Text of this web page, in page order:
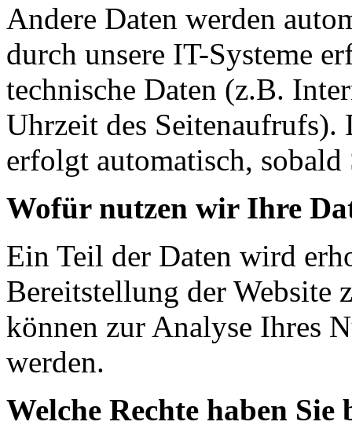
Andere Daten werden
durch unsere IT-Systeme
technische Daten (z.B.
Uhrzeit des Seitenaufrufs).
erfolgt automatisch, sobald
Wofür nutzen wir Ihre
Ein Teil der Daten wird
Bereitstellung der Website
können zur Analyse Ihres
werden.
Welche Rechte haben